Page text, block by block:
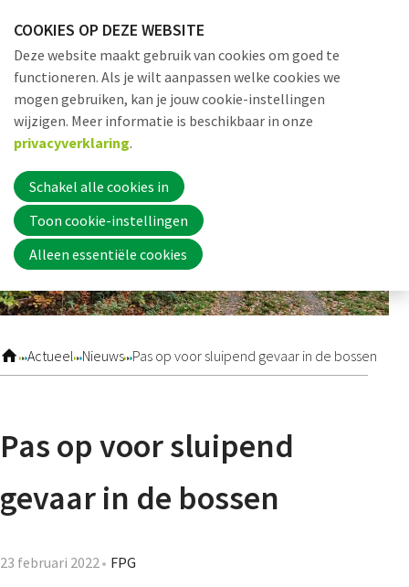
links
over
Jump
to
navigation
to
main
content
Actueel Nieuws Pas op voor sluipend gevaar in de bossen
Pas op voor sluipend
gevaar in de bossen
23 februari 2022 FPG
Word nu lid
Nieuwsbrief
COOKIES OP DEZE WEBSITE
Deze website maakt gebruik van cookies om goed te
functioneren. Als je wilt aanpassen welke cookies we
mogen gebruiken, kan je jouw cookie-instellingen
wijzigen. Meer informatie is beschikbaar in onze
privacyverklaring.
Schakel alle cookies in
Toon cookie-instellingen
Alleen essentiële cookies